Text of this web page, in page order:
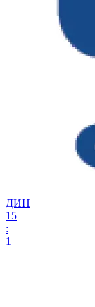
ДИН
15
:
1